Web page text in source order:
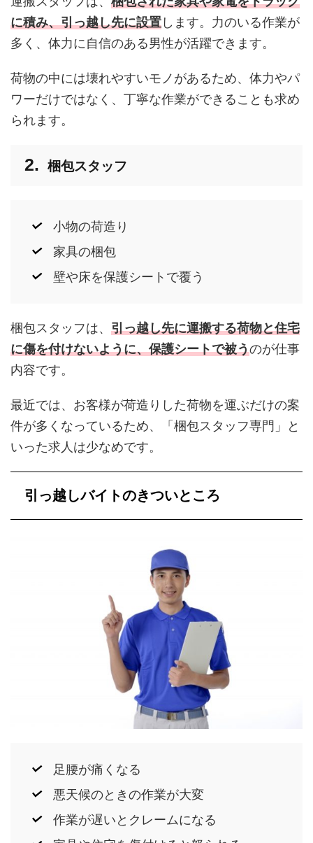
に積み、引っ越し先に設置します。力のいる作業が
多く、体力に自信のある男性が活躍できます。
荷物の中には壊れやすいモノがあるため、体力やパ
ワーだけではなく、丁寧な作業ができることも求め
られます。
梱包スタッフ
小物の荷造り
家具の梱包
壁や床を保護シートで覆う
梱包スタッフは、 引っ越し先に運搬する荷物と住宅
に傷を付けないように、保護シートで被うのが仕事
内容です。
最近では、お客様が荷造りした荷物を運ぶだけの案
件が多くなっているため、「梱包スタッフ専門」と
いった求人は少なめです。
引っ越しバイトのきついところ
足腰が痛くなる
悪天候のときの作業が大変
作業が遅いとクレームになる